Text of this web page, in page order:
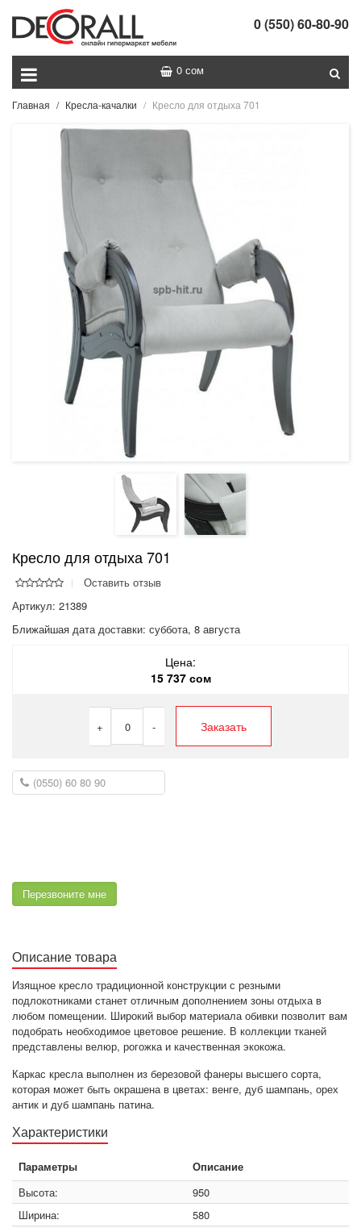
0 (550) 60-80-90
0 сом
Главная Кресла-качалки Кресло для отдыха 701
Кресло для отдыха 701
Оставить отзыв
Артикул: 21389
Ближайшая дата доставки: суббота, 8 августа
Цена:
15 737 сом
+ 0 - Заказать
Перезвоните мне
Описание товара
Изящное кресло традиционной конструкции с резными
подлокотниками станет отличным дополнением зоны отдыха в
любом помещении. Широкий выбор материала обивки позволит вам
подобрать необходимое цветовое решение. В коллекции тканей
представлены велюр, рогожка и качественная экокожа.
Каркас кресла выполнен из березовой фанеры высшего сорта,
которая может быть окрашена в цветах: венге, дуб шампань, орех
антик и дуб шампань патина.
Характеристики
Параметры
Описание
Высота:
950
Ширина:
580